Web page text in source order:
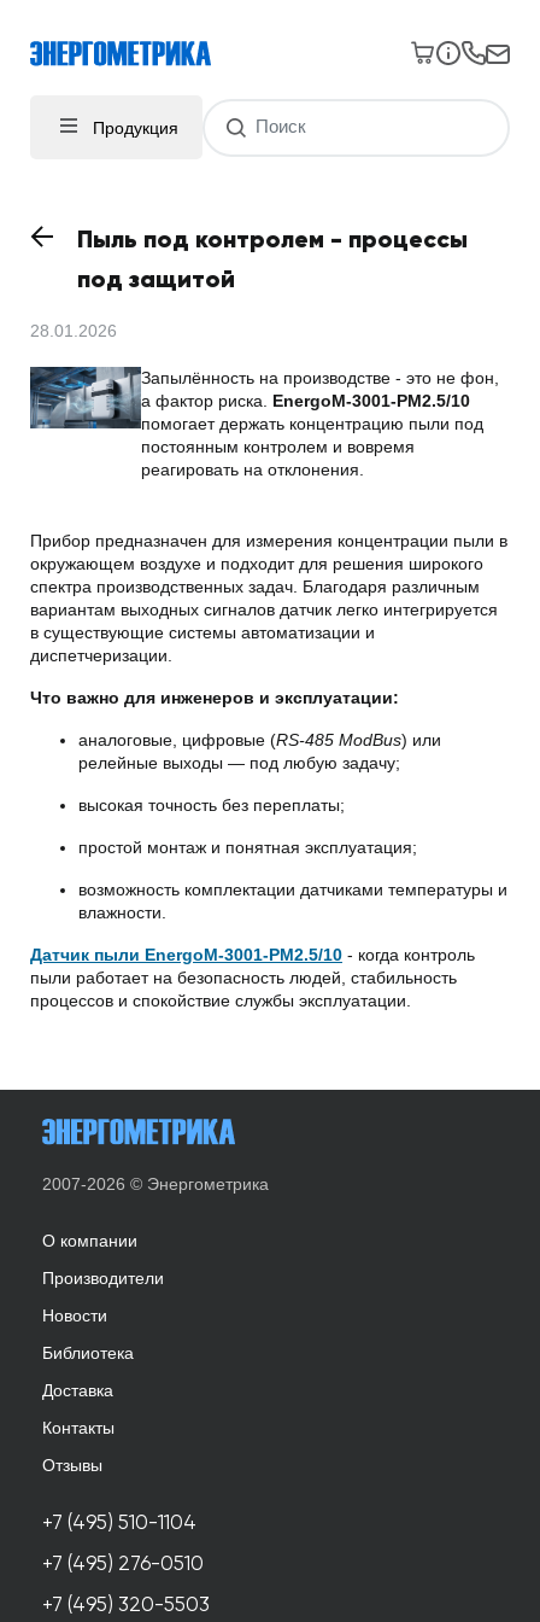
Продукция
Пыль под контролем - процессы
под защитой
28.01.2026
Запылённость на производстве - это не фон,
а фактор риска. EnergoM-3001-PM2.5/10
помогает держать концентрацию пыли под
постоянным контролем и вовремя
реагировать на отклонения.
Прибор предназначен для измерения концентрации пыли в
окружающем воздухе и подходит для решения широкого
спектра производственных задач. Благодаря различным
вариантам выходных сигналов датчик легко интегрируется
в существующие системы автоматизации и
диспетчеризации.
Что важно для инженеров и эксплуатации:
аналоговые, цифровые (RS-485 ModBus) или
релейные выходы — под любую задачу;
высокая точность без переплаты;
простой монтаж и понятная эксплуатация;
возможность комплектации датчиками температуры и
влажности.
Датчик пыли EnergoM-3001-PM2.5/10 - когда контроль
пыли работает на безопасность людей, стабильность
процессов и спокойствие службы эксплуатации.
2007-2026 © Энергометрика
О компании
Производители
Новости
Библиотека
Доставка
Контакты
Отзывы
+7 (495) 510-1104
+7 (495) 276-0510
+7 (495) 320-5503